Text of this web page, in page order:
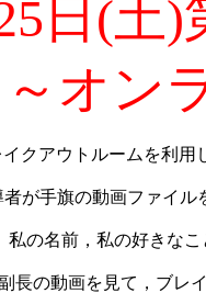
日(土)
～オン
クアウトルームを利用
が手旗の動画ファイル
私の名前，私の好きな
長の動画を見て，ブレ